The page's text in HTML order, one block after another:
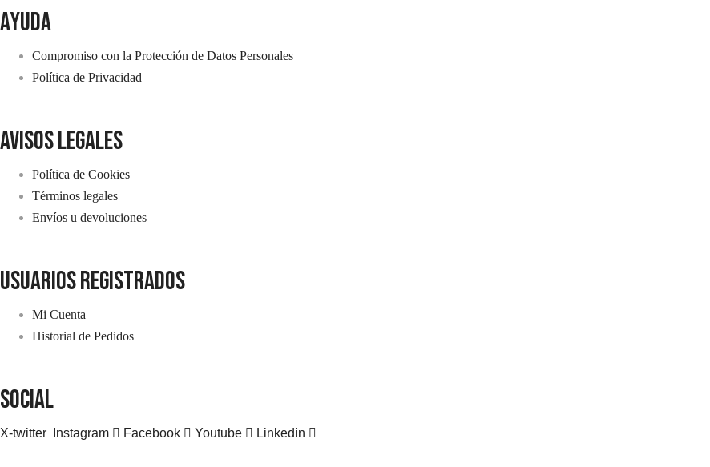
AYUDA
Compromiso con la Protección de Datos Personales
Política de Privacidad
avisos legales
Política de Cookies
Términos legales
Envíos u devoluciones
usuarios registrados
Mi Cuenta
Historial de Pedidos
SOCIAL
X-twitter Instagram Facebook Youtube Linkedin